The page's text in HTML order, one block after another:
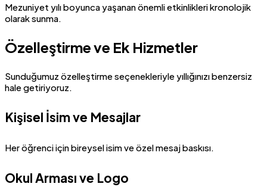
Mezuniyet yılı boyunca yaşanan önemli etkinlikleri kronolojik
olarak sunma.
Özelleştirme ve Ek Hizmetler
Sunduğumuz özelleştirme seçenekleriyle yıllığınızı benzersiz
hale getiriyoruz.
Kişisel İsim ve Mesajlar
Her öğrenci için bireysel isim ve özel mesaj baskısı.
Okul Arması ve Logo